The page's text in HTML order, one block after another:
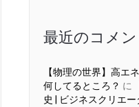
最近のコメン
【物理の世界】高エ
何してるところ？ に
史 | ビジネスクリエ